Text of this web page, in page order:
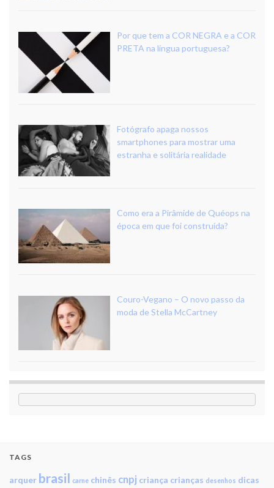
Por que tem a COR NEGRA e a COR
PRETA na língua portuguesa?
Fotógrafo apaga nossos
smartphones para mostrar uma
estranha e solitária realidade
Como era a Pirâmide de Quéops na
época em que foi construída?
Couro-Vegano – O novo passo da
moda de Stella McCartney
TAGS
arquer brasil carne chinês cnpj criança crianças desenhos dicas